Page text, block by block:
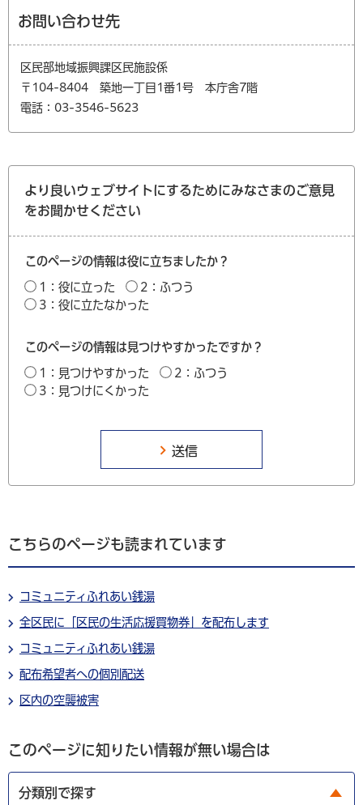
お問い合わせ先
区民部地域振興課区民施設係
〒104-8404 築地一丁目1番1号 本庁舎7階
電話：03-3546-5623
より良いウェブサイトにするためにみなさまのご意見
をお聞かせください
このページの情報は役に立ちましたか？
1：役に立った
2：ふつう
3：役に立たなかった
このページの情報は見つけやすかったですか？
1：見つけやすかった
2：ふつう
3：見つけにくかった
こちらのページも読まれています
コミュニティふれあい銭湯
全区民に「区民の生活応援買物券」を配布します
コミュニティふれあい銭湯
配布希望者への個別配送
区内の空襲被害
このページに知りたい情報が無い場合は
分類別で探す